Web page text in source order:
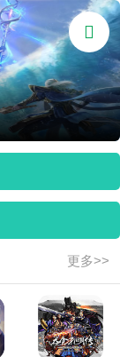

更多>>